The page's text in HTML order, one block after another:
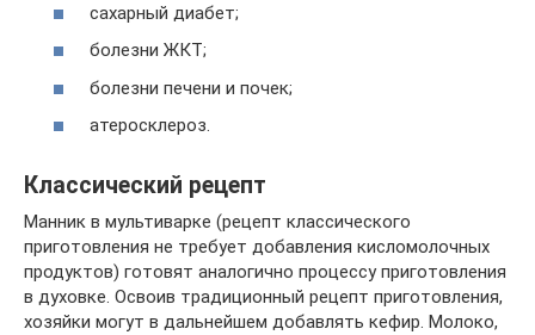
сахарный диабет;
болезни ЖКТ;
болезни печени и почек;
атеросклероз.
Классический рецепт
Манник в мультиварке (рецепт классического
приготовления не требует добавления кисломолочных
продуктов) готовят аналогично процессу приготовления
в духовке. Освоив традиционный рецепт приготовления,
хозяйки могут в дальнейшем добавлять кефир. Молоко,